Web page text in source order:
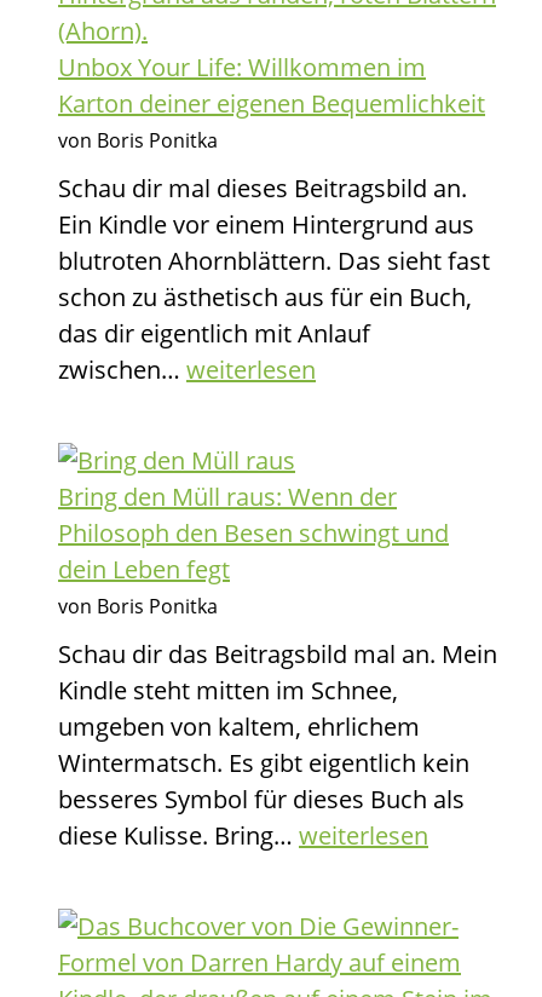
Währung,
die
wirklich
zählt
Unbox Your Life: Willkommen im
Karton deiner eigenen Bequemlichkeit
von Boris Ponitka
Schau dir mal dieses Beitragsbild an.
Ein Kindle vor einem Hintergrund aus
blutroten Ahornblättern. Das sieht fast
schon zu ästhetisch aus für ein Buch,
das dir eigentlich mit Anlauf
zwischen… Unbox
Willkommen
im
Karton
deiner
eigenen
Bequemlichkeit
weiterlesen
Bring den Müll raus: Wenn der
Philosoph den Besen schwingt und
dein Leben fegt
von Boris Ponitka
Schau dir das Beitragsbild mal an. Mein
Kindle steht mitten im Schnee,
umgeben von kaltem, ehrlichem
Wintermatsch. Es gibt eigentlich kein
besseres Symbol für dieses Buch als
diese Kulisse. Bring… Bring
raus:
Wenn
weiterlesen